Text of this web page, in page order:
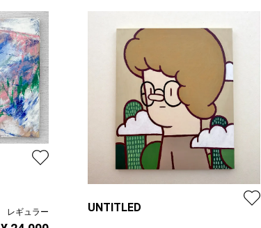
レギュラー
UNTITLED